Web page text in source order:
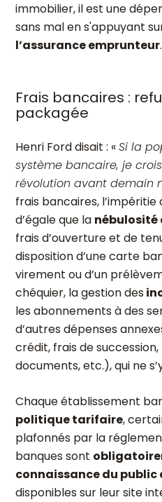
immobilier, il est une
sans mal en s'appuyant
l’assurance emprunteur.
Frais bancaires :
packagée
Henri Ford disait : «Si la
système bancaire, je
révolution avant demain
frais bancaires,
d’égale que la nébulosité
frais d’ouverture et de
disposition d’une carte
virement ou d’un
chéquier, la gestion des
les abonnements à des
d’autres dépenses
crédit, frais de
documents, etc.), qui ne
Chaque établissement
politique tarifaire,
plafonnés par la
banques sont
connaissance du public
disponibles sur leur site